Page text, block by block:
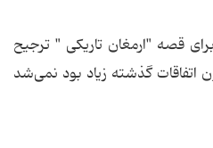
قصه "ارمغان تاریکی " ترجیح
اتفاقات گذشته زیاد بود نمی‌شد